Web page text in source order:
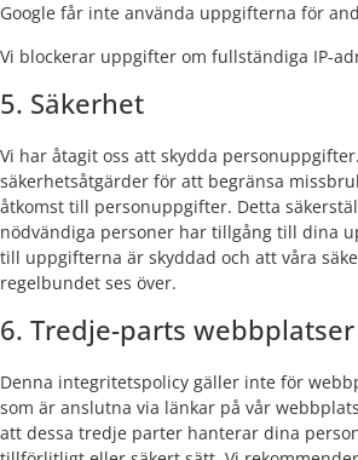
Google får inte använda uppgifterna för
Vi blockerar uppgifter om fullständiga IP-
5. Säkerhet
Vi har åtagit oss att skydda
säkerhetsåtgärder för att begränsa
åtkomst till personuppgifter. Detta
nödvändiga personer har tillgång till dina
till uppgifterna är skyddad och att våra
regelbundet ses över.
6. Tredje-parts webbplatser
Denna integritetspolicy gäller inte för
som är anslutna via länkar på vår
att dessa tredje parter hanterar dina